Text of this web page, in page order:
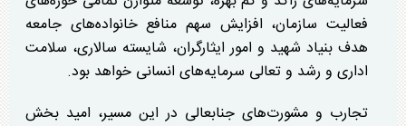
فعالیت سازمان، افزایش سهم منافع خانواده‌های جامعه
هدف بنیاد شهید و امور ایثارگران، شایسته سالاری، سلامت
اداری و رشد و تعالی سرمایه‌های انسانی خواهد بود.
تجارب و مشورت‌های جنابعالی در این مسیر، امید بخش